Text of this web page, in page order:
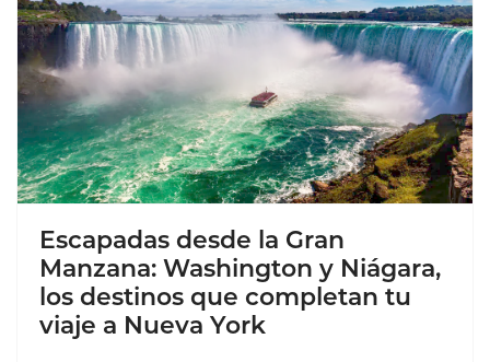
Escapadas desde la Gran
Manzana: Washington y Niágara,
los destinos que completan tu
viaje a Nueva York